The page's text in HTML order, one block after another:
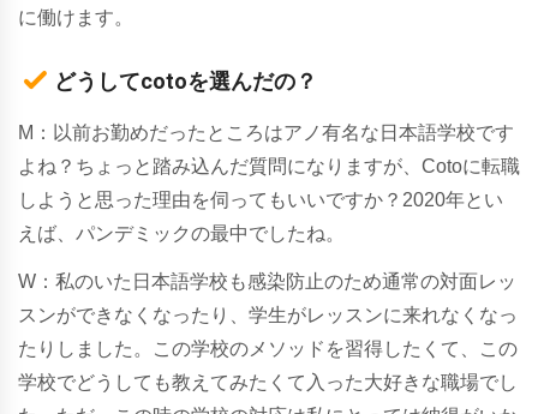
に働けます。
どうしてcotoを選んだの？
M：以前お勤めだったところはアノ有名な日本語学校です
よね？ちょっと踏み込んだ質問になりますが、Cotoに転職
しようと思った理由を伺ってもいいですか？2020年とい
えば、パンデミックの最中でしたね。
W：私のいた日本語学校も感染防止のため通常の対面レッ
スンができなくなったり、学生がレッスンに来れなくなっ
たりしました。この学校のメソッドを習得したくて、この
学校でどうしても教えてみたくて入った大好きな職場でし